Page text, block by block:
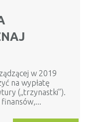
w 2019
na wypłatę
(„trzynastki”).